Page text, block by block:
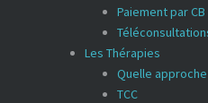
Paiement par CB
Les Thérapies
Quelle
TCC